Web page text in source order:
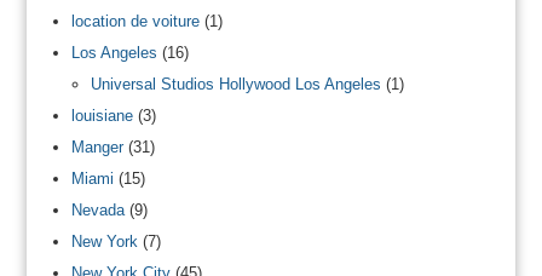
location de voiture(1)
Los Angeles (16)
Universal Studios Hollywood Los Angeles (1)
louisiane(3)
Manger(31)
Miami (15)
Nevada(9)
New York (7)